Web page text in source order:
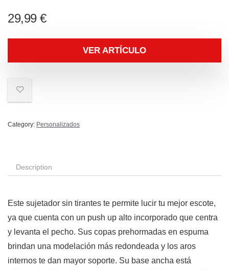
29,99 €
VER ARTÍCULO
Category: Personalizados
Description
Este sujetador sin tirantes te permite lucir tu mejor escote,
ya que cuenta con un push up alto incorporado que centra
y levanta el pecho. Sus copas prehormadas en espuma
brindan una modelación más redondeada y los aros
internos te dan mayor soporte. Su base ancha está